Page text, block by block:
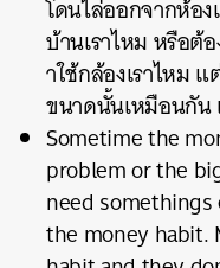
โดนไล่ออกจากห้อง
บ้านเราไหม หรือต้
าใช้กล้องเราไหม
ขนาดนั้นเหมือนกัน
Sometime the
problem or the
need
the money habit.